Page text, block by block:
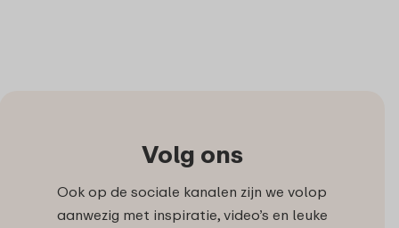
Volg ons
Ook op de sociale kanalen zijn we volop
aanwezig met inspiratie, video’s en leuke